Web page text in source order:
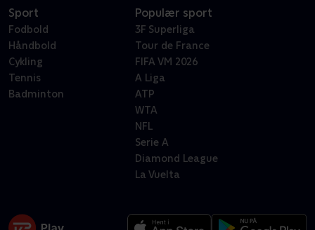
Sport
Fodbold
Håndbold
Cykling
Tennis
Badminton
Populær sport
3F Superliga
Tour de France
FIFA VM 2026
A Liga
ATP
WTA
NFL
Serie A
Diamond League
La Vuelta